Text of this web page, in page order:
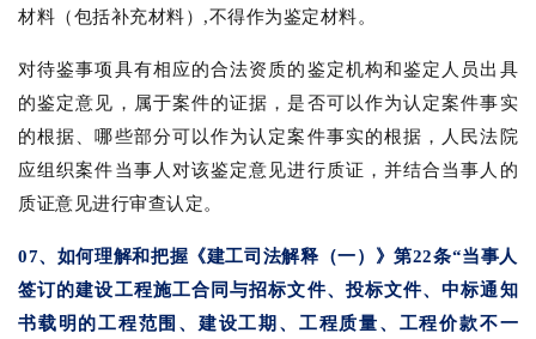
材料（包括补充材料）,不得作为鉴定材料。
对待鉴事项具有相应的合法资质的鉴定机构和鉴定人员出具
的鉴定意见，属于案件的证据，是否可以作为认定案件事实
的根据、哪些部分可以作为认定案件事实的根据，人民法院
应组织案件当事人对该鉴定意见进行质证，并结合当事人的
质证意见进行审查认定。
07、如何理解和把握《建工司法解释（一）》第22条“当事人
签订的建设工程施工合同与招标文件、投标文件、中标通知
书载明的工程范围、建设工期、工程质量、工程价款不一